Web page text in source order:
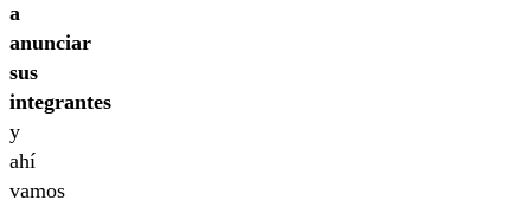
a
anunciar
sus
integrantes
y
ahí
vamos